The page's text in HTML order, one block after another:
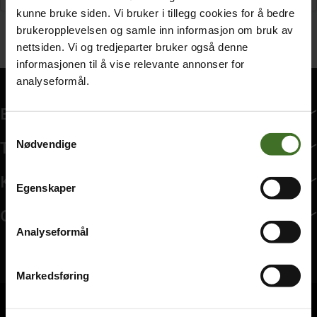
kunne bruke siden. Vi bruker i tillegg cookies for å bedre
brukeropplevelsen og samle inn informasjon om bruk av
nettsiden. Vi og tredjeparter bruker også denne
informasjonen til å vise relevante annonser for
analyseformål.
Nødvendige
Egenskaper
Analyseformål
Markedsføring
Bedriftsabonnement
Bedriftsabonnement har 14 undermeny elementer.
Tjenester
Kundeservice
Om ice
Om ice har 8 undermeny elementer.